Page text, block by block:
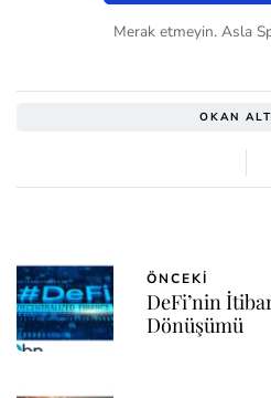
Merak etmeyin. Asla
OKAN
ÖNCEKI
DeFi’nin
Dönüşümü